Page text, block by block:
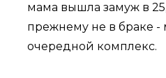
мама вышла замуж в
прежнему не в браке -
очередной комплекс.